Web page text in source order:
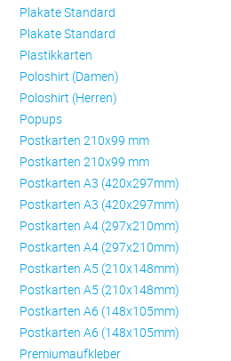
Plakate Standard
Plakate Standard
Plastikkarten
Poloshirt (Damen)
Poloshirt (Herren)
Popups
Postkarten 210x99 mm
Postkarten 210x99 mm
Postkarten A3 (420x297mm)
Postkarten A3 (420x297mm)
Postkarten A4 (297x210mm)
Postkarten A4 (297x210mm)
Postkarten A5 (210x148mm)
Postkarten A5 (210x148mm)
Postkarten A6 (148x105mm)
Postkarten A6 (148x105mm)
Premiumaufkleber